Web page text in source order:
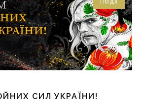
СИЛ УКРАЇНИ!